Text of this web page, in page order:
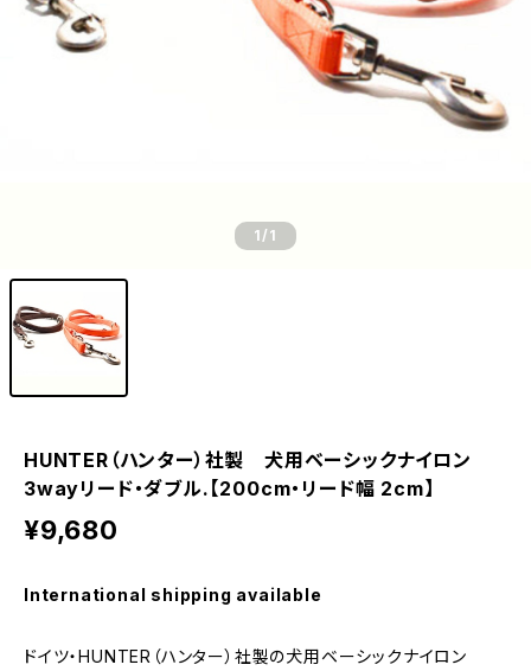
1/1
HUNTER（ハンター）社製 犬用ベーシックナイロン
3wayリード・ダブル.【200cm・リード幅 2cm】
¥9,680
International shipping available
ドイツ・HUNTER（ハンター）社製の犬用ベーシックナイロン